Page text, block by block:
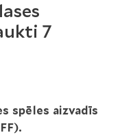
7
spēles aizvadīs